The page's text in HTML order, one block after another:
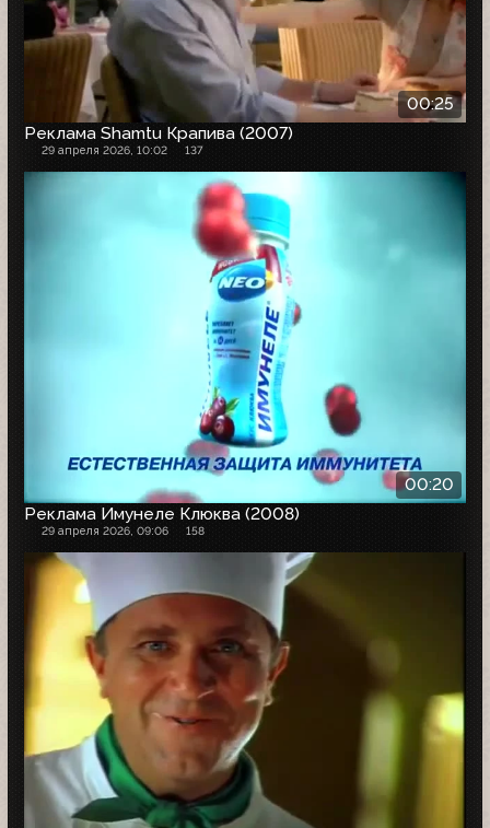
00:25
Реклама Shamtu Крапива (2007)
29 апреля 2026, 10:02 137
00:20
Реклама Имунеле Клюква (2008)
29 апреля 2026, 09:06 158